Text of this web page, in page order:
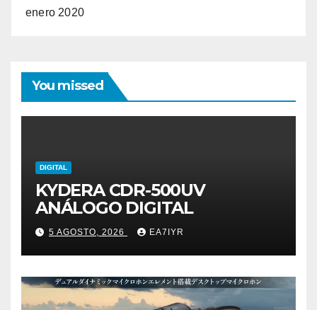
enero 2020
You missed
DIGITAL
KYDERA CDR-500UV
ANÁLOGO DIGITAL
5 AGOSTO, 2026 EA7IYR